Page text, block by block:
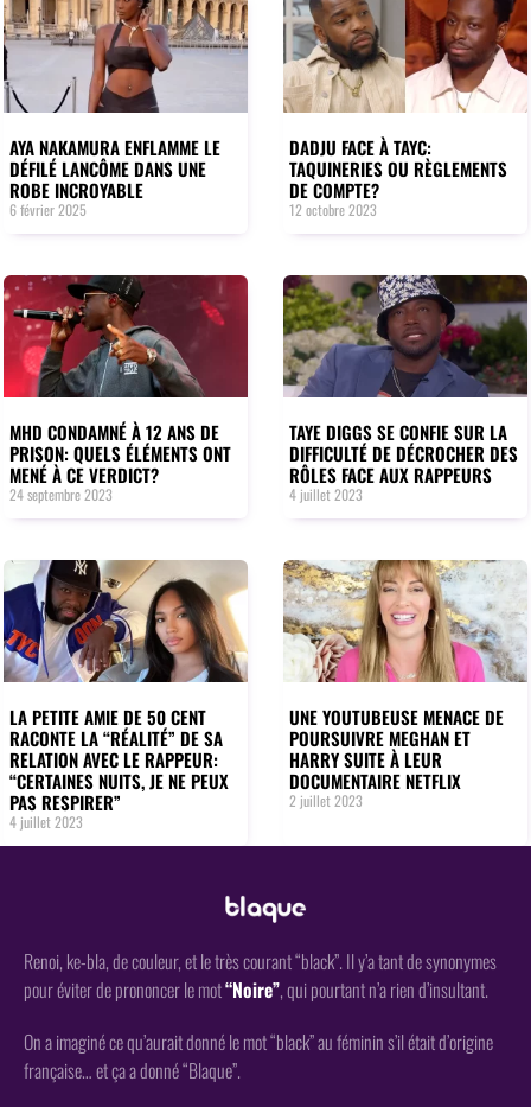
AYA NAKAMURA ENFLAMME LE
DÉFILÉ LANCÔME DANS UNE
ROBE INCROYABLE
6 février 2025
DADJU FACE À TAYC:
TAQUINERIES OU RÈGLEMENTS
DE COMPTE?
12 octobre 2023
MHD CONDAMNÉ À 12 ANS DE
PRISON: QUELS ÉLÉMENTS ONT
MENÉ À CE VERDICT?
24 septembre 2023
TAYE DIGGS SE CONFIE SUR LA
DIFFICULTÉ DE DÉCROCHER DES
RÔLES FACE AUX RAPPEURS
4 juillet 2023
LA PETITE AMIE DE 50 CENT
RACONTE LA “RÉALITÉ” DE SA
RELATION AVEC LE RAPPEUR:
“CERTAINES NUITS, JE NE PEUX
PAS RESPIRER”
4 juillet 2023
UNE YOUTUBEUSE MENACE DE
POURSUIVRE MEGHAN ET
HARRY SUITE À LEUR
DOCUMENTAIRE NETFLIX
2 juillet 2023
Renoi, ke-bla, de couleur, et le très courant “black”. Il y’a tant de synonymes
pour éviter de prononcer le mot“Noire”, qui pourtant n’a rien d’insultant.
On a imaginé ce qu’aurait donné le mot “black” au féminin s’il était d’origine
française… et ça a donné “Blaque”.